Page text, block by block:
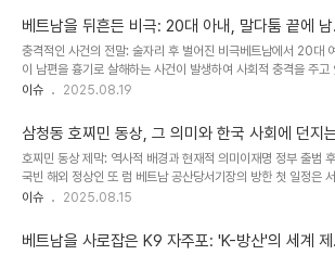
한 금전적 욕심이 아닌,..
님의 인생샷을 위해 일일 포토그래퍼로 변신하여, 웃음과 감동을
할 것으로 기대를 모으고 있습니다. 형수님, 알고 보니 '인생샷' 장
이주승의 형수님은 카메라 앞에 서자마자 모델 못지않은 포즈와
을 선보여 무지개 회원들의 감탄을 자아냈습니다. 박나래는 형수
혹시 인플루언서가 아니냐며 궁금증을 드러냈고, 샤이니 키는 드
이주승은 형수님이 사진 찍는 것을 매우 좋아하..
베트남을 뒤흔든 비극: 20대 아내, 말다툼 끝에 남
을 흉기로 살해하다
충격적인 사건의 전말: 술자리 후 벌어진 비극베트남에서 20대
이 남편을 흉기로 살해하는 사건이 발생하여 사회적 충격을 주고
니다. 현지 매체 VN익스프레스의 18일 보도에 따르면, 이 사건은
토성 경찰은 현재 하씨(23세)라는 여성을 구금하고 살인 사건에
조사를 진행하고 있으며, 사건의 전말을 파악하기 위해 수사에
기울이고 있습니다. 사건 발생 과정: 술자리, 말다툼, 그리고 흉기
조사 결과에 따르면, 사건은 17일 0시 20분께 시작되었습니다.
는 남편과 함께 파티에 참석하여 술을 마신 후, 푸미 읍 1구역에 위
렬한 다툼 끝에 하씨는..
이슈 2025.08.19
삼청동 호찌민 동상, 그 의미와 한국 사회에 던지
시지
호찌민 동상 제막: 역사적 배경과 현재적 의미이재명 정부 출범
국빈 해외 정상인 또 럼 베트남 공산당서기장의 방한 첫 일정은
삼청동 주한 베트남 대사관에서 열린 호찌민 동상 제막식이었다.
찌민의 흉상이 모습을 드러냈다. ‘호치민 주석’이라는 이름과 ‘독립
자유보다 더 소중한 것은 없다’는 글귀가 한글 궁서체로 박혀 있었
이슈 2025.08.15
베트남을 사로잡은 K9 자주포: 'K-방산'의 세계 제